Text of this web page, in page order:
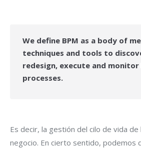
We define BPM as a body of
techniques and tools to
redesign, execute and monitor
processes.
Es decir, la gestión del cilo de vida
negocio. En cierto sentido, podemos